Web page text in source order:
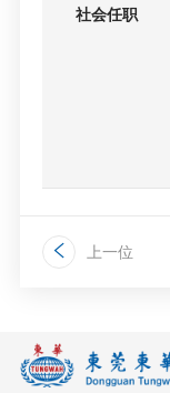
社会任职
上一位